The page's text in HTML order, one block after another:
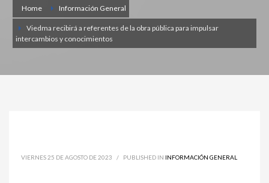
Home Información General
Viedma recibirá a referentes de la obra pública para impulsar
intercambios y conocimientos
VIERNES 25 DE AGOSTO DE 2023 / PUBLISHED IN INFORMACIÓN GENERAL